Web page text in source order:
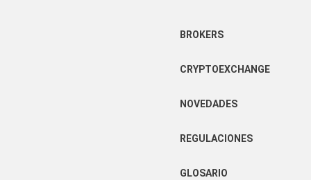
BROKERS
CRYPTOEXCHANGE
NOVEDADES
REGULACIONES
GLOSARIO